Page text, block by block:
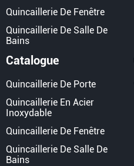
Quincaillerie De Fenêtre
Quincaillerie De Salle De
Bains
Catalogue
Quincaillerie De Porte
Quincaillerie En Acier
Inoxydable
Quincaillerie De Fenêtre
Quincaillerie De Salle De
Bains